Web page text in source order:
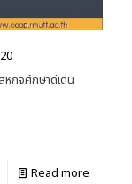
หกิจศึกษาดีเด่น
Read more